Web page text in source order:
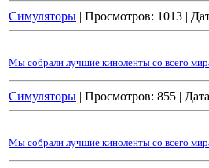
Cимуляторы | Просмотров: 1013 |
Мы собрали лучшие киноленты со всего
Cимуляторы | Просмотров: 855 |
Мы собрали лучшие киноленты со всего